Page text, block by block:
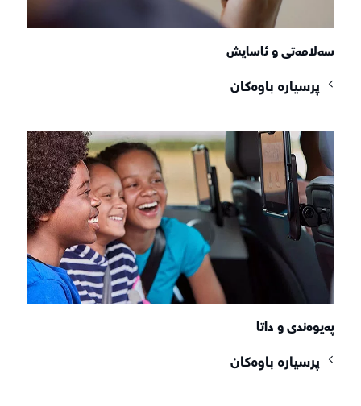
سەلامەتی و ئاسایش
پرسیارە باوەکان
پەیوەندی و داتا
پرسیارە باوەکان